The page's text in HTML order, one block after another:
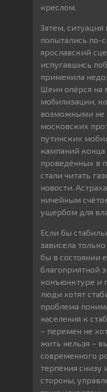
креслом.
Затем, ситуация
попытались по-
ярославский
испугавшись
применила
Шеин опёрся на
мобилизации,
возможными не
московских
путинских
кампаний конца
проведённых в
стали читать
новости.
ничейным
ущербом для
Если бы
зависела
бы в состоянии
благоприятной
конъюнктуре и
люди хотят
проблема
населения к
– перемен не
жить нельзя –
современного
терпения снизу
стороны,